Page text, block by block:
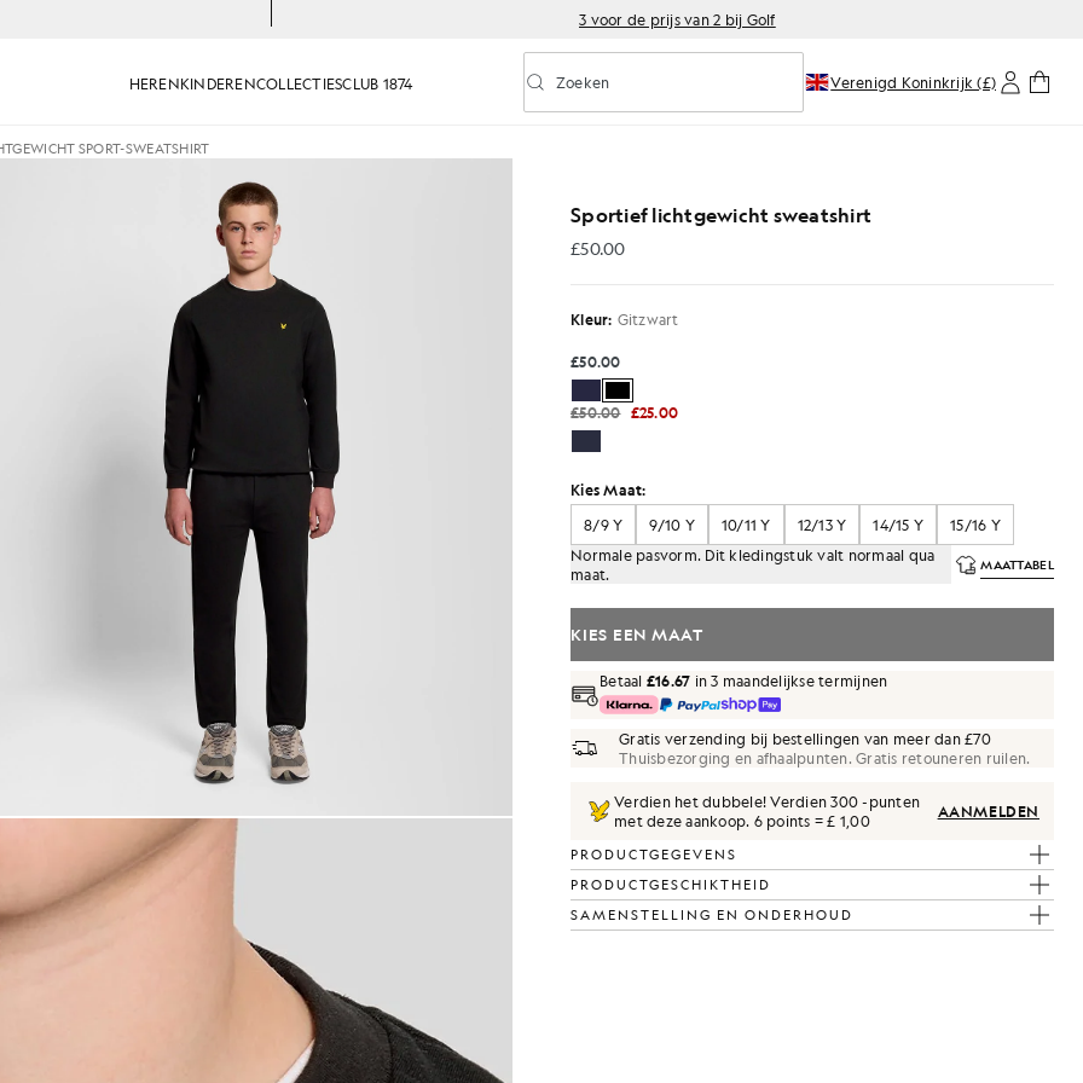
3 voor de prijs van 2 bij Golf
HERENKINDERENCOLLECTIESCLUB 1874 Voorspellend zoeken in- of uitschakelen
Zoeken Verenigd Koninkrijk (£)
SPORT-SWEATSHIRT
draagt een lichtgewicht sport-sweatshirt in gitzwart
Sportief lichtgewicht sweatshirt
£50.00
£50.00
Kleur: Gitzwart
£50.00
£50.00 £25.00
Kies Maat:
8/9 Y
9/10 Y 10/11 Y 12/13 Y 14/15 Y
15/16 Y
Normale pasvorm. Dit kledingstuk valt normaal qua
maat.
MAATTABEL
KIES EEN MAAT
Betaal £16.67 in 3 maandelijkse termijnen
Gratis verzending bij bestellingen van meer dan £70
Thuisbezorging en afhaalpunten. Gratis retouneren ruilen.
Verdien het dubbele! Verdien300-punten
met deze aankoop. 6 points = £ 1,00 AANMELDEN
PRODUCTGEGEVENS
PRODUCTGESCHIKTHEID
SAMENSTELLING EN ONDERHOUD